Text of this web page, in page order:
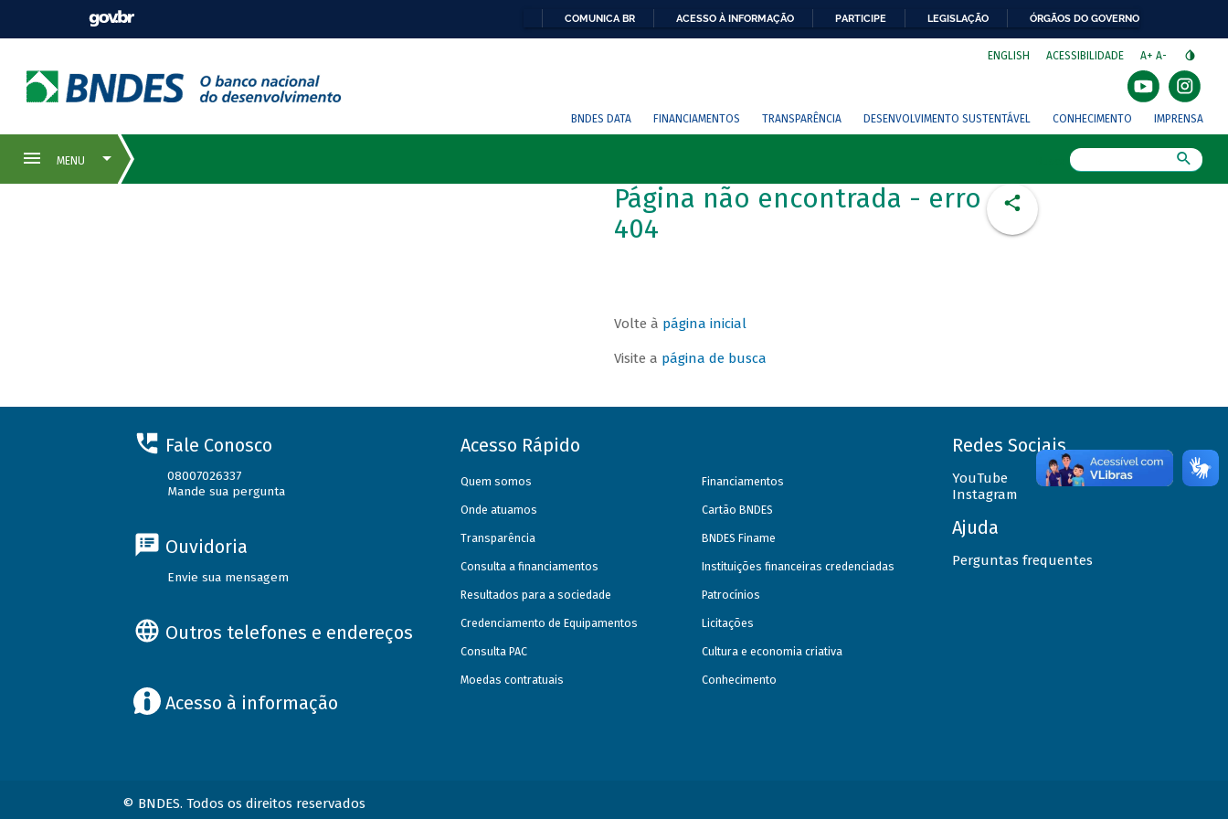
COMUNICA BR ACESSO À INFORMAÇÃO PARTICIPE LEGISLAÇÃO ÓRGÃOS DO GOVERNO
ENGLISH ACESSIBILIDADE A+ A-
BNDES DATA FINANCIAMENTOS TRANSPARÊNCIA DESENVOLVIMENTO SUSTENTÁVEL CONHECIMENTO IMPRENSA
Página não encontrada - erro
404
Volte à página inicial
Visite a página de busca
Fale Conosco
08007026337
Mande sua pergunta
Ouvidoria
Envie sua mensagem
Outros telefones e endereços
Acesso à informação
Acesso Rápido
Quem somos
Onde atuamos
Transparência
Consulta a financiamentos
Resultados para a sociedade
Credenciamento de Equipamentos
Consulta PAC
Moedas contratuais
Financiamentos
Cartão BNDES
BNDES Finame
Instituições financeiras credenciadas
Patrocínios
Licitações
Cultura e economia criativa
Conhecimento
Redes Sociais
YouTube
Instagram
Ajuda
Perguntas frequentes
© BNDES. Todos os direitos reservados